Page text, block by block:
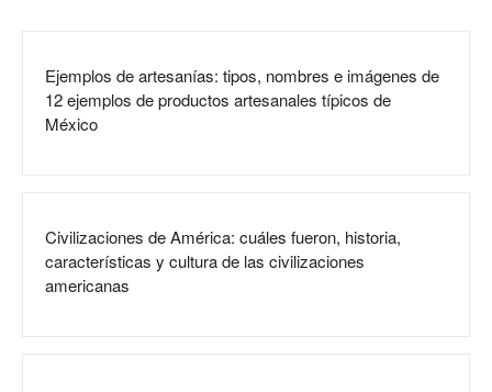
Ejemplos de artesanías: tipos, nombres e imágenes de
12 ejemplos de productos artesanales típicos de
México
Civilizaciones de América: cuáles fueron, historia,
características y cultura de las civilizaciones
americanas